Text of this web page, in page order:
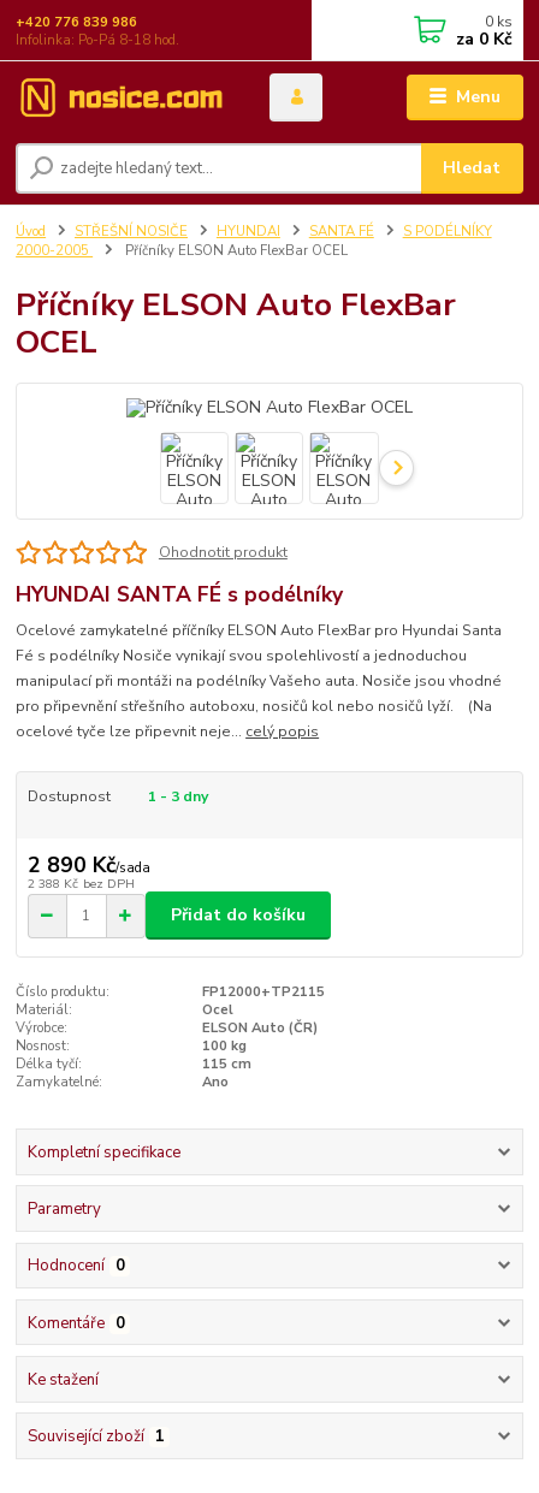
Menu
Hledat
+420 776 839 986
Infolinka: Po-Pá 8-18 hod.
0 ks
za 0 Kč
Úvod STŘEŠNÍ NOSIČE HYUNDAI SANTA FÉ
S PODÉLNÍKY
2000-2005
Příčníky ELSON Auto FlexBar OCEL
Příčníky ELSON Auto FlexBar
OCEL
Ohodnotit produkt
HYUNDAI SANTA FÉ s podélníky
Ocelové zamykatelné příčníky ELSON Auto FlexBar pro Hyundai Santa
Fé s podélníky Nosiče vynikají svou spolehlivostí a jednoduchou
manipulací při montáži na podélníky Vašeho auta. Nosiče jsou vhodné
pro připevnění střešního autoboxu, nosičů kol nebo nosičů lyží. (Na
ocelové tyče lze připevnit neje... celý popis
Dostupnost 1 - 3 dny
2 890 Kč/sada
2 388 Kč bez DPH
Přidat do košíku
Číslo produktu:
FP12000+TP2115
Materiál:
Ocel
Výrobce:
ELSON Auto (ČR)
Nosnost:
100 kg
Délka tyčí:
115 cm
Zamykatelné:
Ano
Kompletní specifikace
Parametry
Hodnocení 0
Komentáře 0
Ke stažení
Související zboží 1